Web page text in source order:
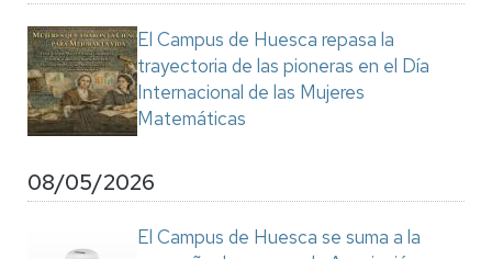
El Campus de Huesca repasa la
trayectoria de las pioneras en el Día
Internacional de las Mujeres
Matemáticas
08/05/2026
El Campus de Huesca se suma a la